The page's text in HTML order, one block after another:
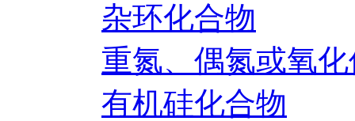
杂环化合物
重氮、偶氮或氧
有机硅化合物